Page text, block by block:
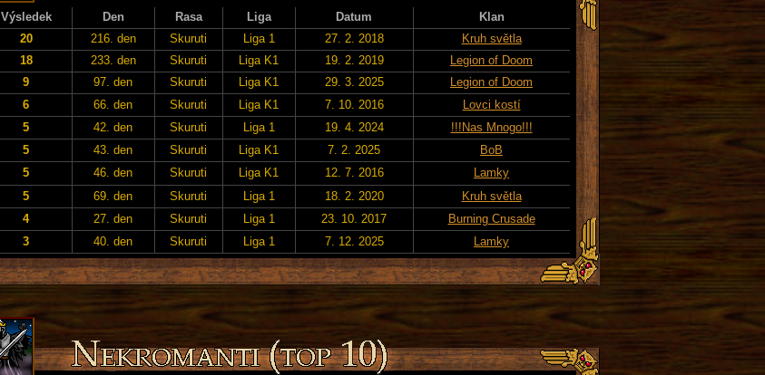
Výsledek Den Rasa Liga Datum
Klan
20 216. den Skuruti Liga 1 27. 2. 2018
Kruh světla
18 233. den Skuruti Liga K1 19. 2. 2019
Legion of Doom
9 97. den Skuruti Liga K1 29. 3. 2025
Legion of Doom
6 66. den Skuruti Liga K1 7. 10. 2016
Lovci kostí
5 42. den Skuruti Liga 1 19. 4. 2024
!!!Nas Mnogo!!!
5 43. den Skuruti Liga K1 7. 2. 2025
BoB
5 46. den Skuruti Liga K1 12. 7. 2016
Lamky
5 69. den Skuruti Liga 1 18. 2. 2020
Kruh světla
4 27. den Skuruti Liga 1 23. 10. 2017
Burning Crusade
3 40. den Skuruti Liga 1 7. 12. 2025 Lamky